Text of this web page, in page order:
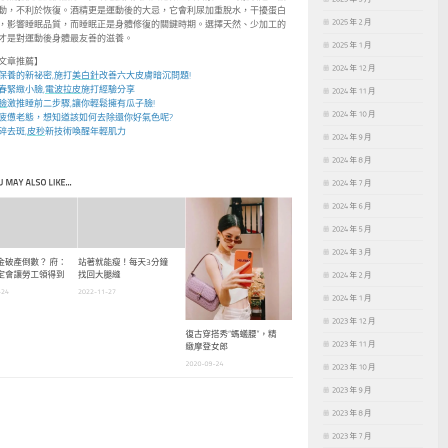
，不利於恢復。酒精更是運動後的大忌，它會利尿加重脫水，干擾蛋白
影響睡眠品質，而睡眠正是身體修復的關鍵時期。選擇天然、少加工的
是對運動後身體最友善的滋養。
章推薦】
養的新祕密,施打美白針改善六大皮膚暗沉問題!
緊緻小臉,電波拉皮施打經驗分享
激推睡前二步驟,讓你輕鬆擁有瓜子臉!
憊老態，想知道該如何去除還你好氣色呢?
去斑,皮秒新技術喚醒年輕肌力
MAY ALSO LIKE...
破產倒數？ 府：
會讓勞工領得到
站著就能瘦！每天3分鐘
找回大腿縫
2022-11-27
復古穿搭秀“螞蟻腰”，精
緻摩登女郎
2020-09-24
2025 年 2 月
2025 年 1 月
2024 年 12 月
2024 年 11 月
2024 年 10 月
2024 年 9 月
2024 年 8 月
2024 年 7 月
2024 年 6 月
2024 年 5 月
2024 年 3 月
2024 年 2 月
2024 年 1 月
2023 年 12 月
2023 年 11 月
2023 年 10 月
2023 年 9 月
2023 年 8 月
2023 年 7 月